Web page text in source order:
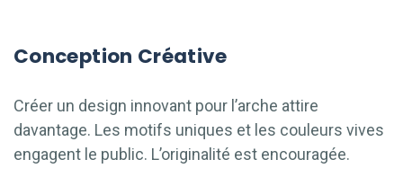
Conception Créative
Créer un design innovant pour l’arche attire
davantage. Les motifs uniques et les couleurs vives
engagent le public. L’originalité est encouragée.